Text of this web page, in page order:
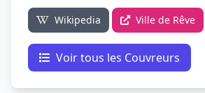
Wikipedia Ville de Rêve
Voir tous les Couvreurs